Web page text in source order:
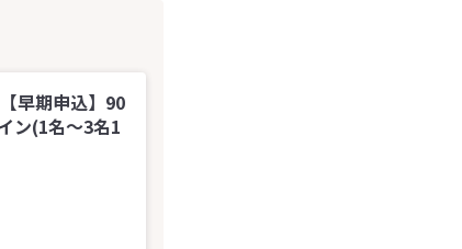
早期申込】90
ン(1名～3名1